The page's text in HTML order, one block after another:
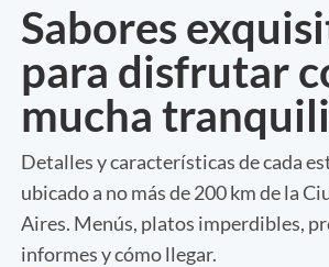
Sabores
para disfrutar
mucha
Detalles y características de cada
ubicado a no más de 200 km de la
Aires. Menús, platos imperdibles,
informes y cómo llegar.